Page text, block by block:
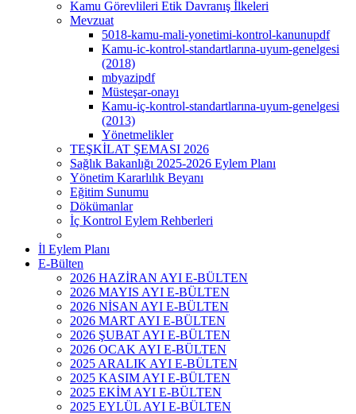
Kamu Görevlileri Etik Davranış İlkeleri
Mevzuat
5018-kamu-mali-yonetimi-kontrol-kanunupdf
Kamu-ic-kontrol-standartlarına-uyum-genelgesi
(2018)
mbyazipdf
Müsteşar-onayı
Kamu-iç-kontrol-standartlarına-uyum-genelgesi
(2013)
Yönetmelikler
TEŞKİLAT ŞEMASI 2026
Sağlık Bakanlığı 2025-2026 Eylem Planı
Yönetim Kararlılık Beyanı
Eğitim Sunumu
Dökümanlar
İç Kontrol Eylem Rehberleri
İl Eylem Planı
E-Bülten
2026 HAZİRAN AYI E-BÜLTEN
2026 MAYIS AYI E-BÜLTEN
2026 NİSAN AYI E-BÜLTEN
2026 MART AYI E-BÜLTEN
2026 ŞUBAT AYI E-BÜLTEN
2026 OCAK AYI E-BÜLTEN
2025 ARALIK AYI E-BÜLTEN
2025 KASIM AYI E-BÜLTEN
2025 EKİM AYI E-BÜLTEN
2025 EYLÜL AYI E-BÜLTEN